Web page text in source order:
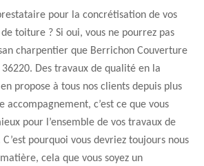
pour la concrétisation de vos
toiture ? Si oui, vous ne pourrez pas
charpentier que Berrichon Couverture
Des travaux de qualité en la
propose à tous nos clients depuis plus
accompagnement, c’est ce que vous
pour l’ensemble de vos travaux de
pourquoi vous devriez toujours nous
cela que vous soyez un